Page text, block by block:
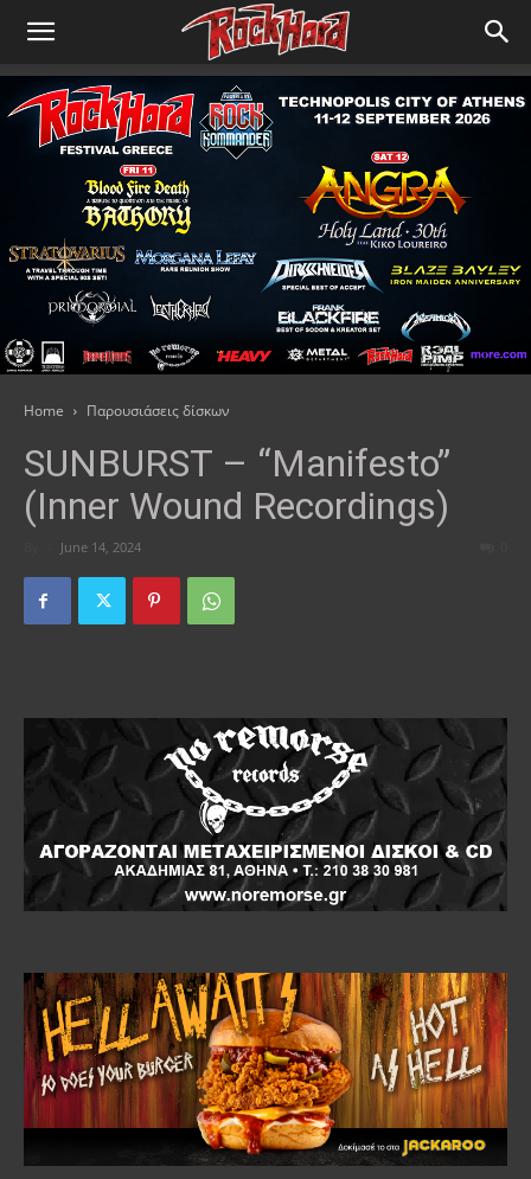
Home Παρουσιάσεις δίσκων
SUNBURST – “Manifesto”
(Inner Wound Recordings)
June 14, 2024